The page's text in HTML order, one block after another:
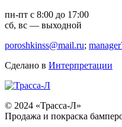
пн-пт с 8:00 до 17:00
сб, вс — выходной
poroshkinss@mail.ru;
Сделано в Интерпретации
© 2024 «Трасса-Л»
Продажа и покраска